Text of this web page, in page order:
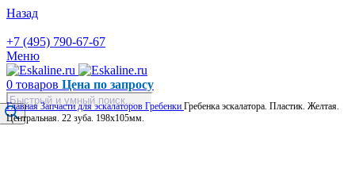
Назад
+7 (495) 790-67-67
Меню
0 товаров Цена по запросу
Поиск
товаров
ГлавнаяЗапчасти для эскалаторов Гребенки Гребенка эскалатора. Пластик. Желтая.
Центральная. 22 зуба. 198х105мм.